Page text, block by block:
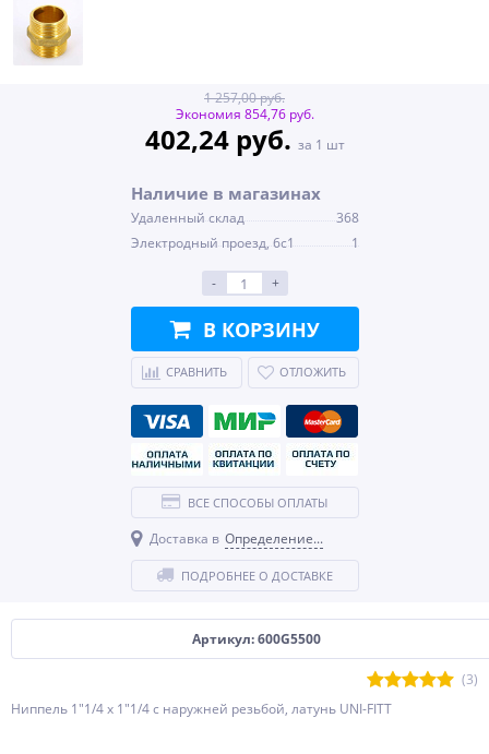
Артикул: 600G5500
(3)
Ниппель 1"1/4 x 1"1/4 с наружней резьбой, латунь UNI-FITT
1 257,00 руб.
Экономия 854,76 руб.
402,24 руб. за 1 шт
Наличие в магазинах
Удаленный склад
368
Электродный проезд, 6с1
1
- +
В КОРЗИНУ
СРАВНИТЬ ОТЛОЖИТЬ
ВСЕ СПОСОБЫ ОПЛАТЫ
Доставка в Определение...
ПОДРОБНЕЕ О ДОСТАВКЕ